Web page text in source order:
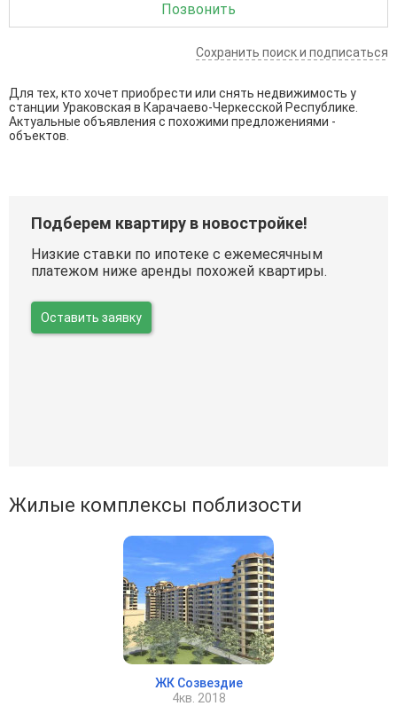
Позвонить
Сохранить поиск и подписаться
Для тех, кто хочет приобрести или снять недвижимость у
станции Ураковская в Карачаево-Черкесской Республике.
Актуальные объявления с похожими предложениями -
объектов.
Подберем квартиру в новостройке!
Низкие ставки по ипотеке с ежемесячным
платежом ниже аренды похожей квартиры.
Оставить заявку
Жилые комплексы поблизости
ЖК Созвездие
4кв. 2018